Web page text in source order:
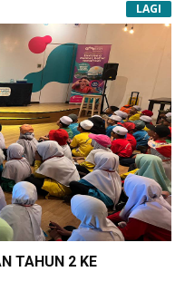
LAGI
TAHUN 2 KE